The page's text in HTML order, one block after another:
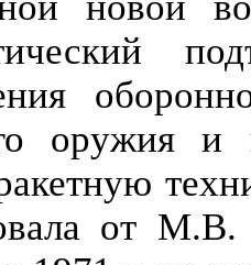
оружия и
от М.В.